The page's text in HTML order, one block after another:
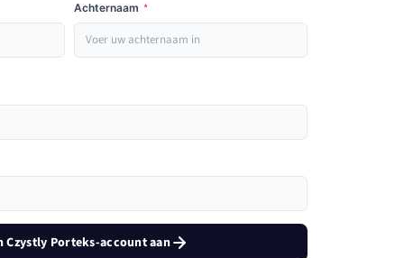
Achternaam *
Czystly Porteks-account aan